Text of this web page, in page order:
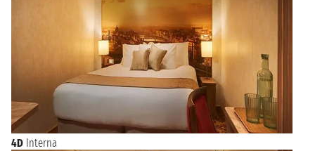
4D Interna